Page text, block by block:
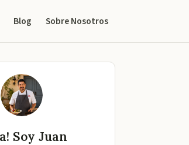
Blog Sobre Nosotros
Soy Juan